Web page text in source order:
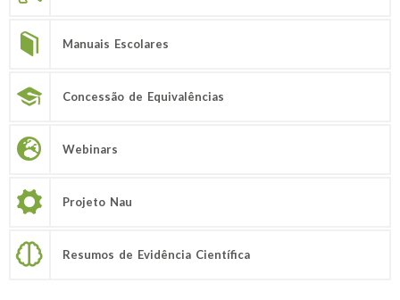
Manuais Escolares
Concessão de Equivalências
Webinars
Projeto Nau
Resumos de Evidência Científica